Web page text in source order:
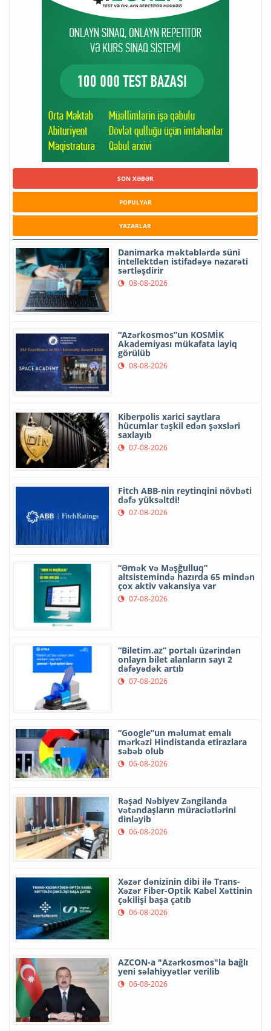
SON XƏBƏR
POPULYAR
YAZARLAR
Danimarka məktəblərdə süni
intellektdən istifadəyə nəzarəti
sərtləşdirir
08-08-2026
“Azərkosmos”un KOSMİK
Akademiyası mükafata layiq
görülüb
08-08-2026
Kiberpolis xarici saytlara
hücumlar təşkil edən şəxsləri
saxlayıb
07-08-2026
Fitch ABB-nin reytinqini növbəti
dəfə yüksəltdi!
07-08-2026
“Əmək və Məşğulluq”
altsistemində hazırda 65 mindən
çox aktiv vakansiya var
07-08-2026
“Biletim.az” portalı üzərindən
onlayn bilet alanların sayı 2
dəfəyədək artıb
07-08-2026
“Google”un məlumat emalı
mərkəzi Hindistanda etirazlara
səbəb olub
06-08-2026
Rəşad Nəbiyev Zəngilanda
vətəndaşların müraciətlərini
dinləyib
06-08-2026
Xəzər dənizinin dibi ilə Trans-
Xəzər Fiber-Optik Kabel Xəttinin
çəkilişi başa çatıb
06-08-2026
AZCON-a "Azərkosmos"la bağlı
yeni səlahiyyətlər verilib
06-08-2026